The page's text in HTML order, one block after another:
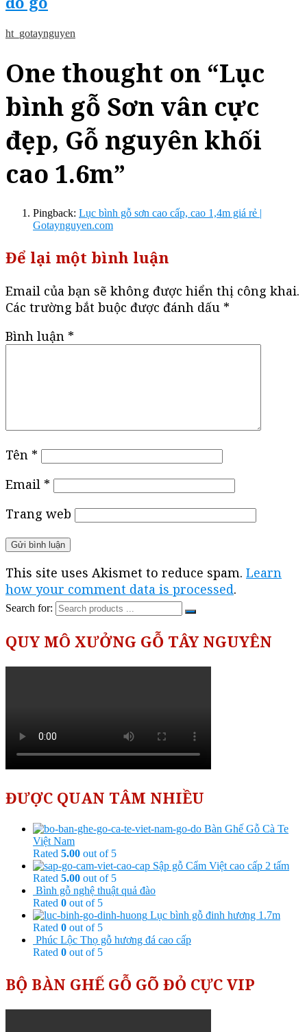
ht_gotaynguyen
One thought on “Lục
bình gỗ Sơn vân cực
đẹp, Gỗ nguyên khối
cao 1.6m”
Pingback: Lục bình gỗ sơn cao cấp, cao 1,4m giá rẻ |
Gotaynguyen.com
Để lại một bình luận
Email của bạn sẽ không được hiển thị công khai.
Các trường bắt buộc được đánh dấu *
Bình luận *
Tên *
Email *
Trang web
This site uses Akismet to reduce spam. Learn
how your comment data is processed.
Search for:
QUY MÔ XƯỞNG GỖ TÂY NGUYÊN
ĐƯỢC QUAN TÂM NHIỀU
Bàn Ghế Gỗ Cà Te
Việt Nam
Rated 5.00 out of 5
Sập gỗ Cẩm Việt cao cấp 2 tấm
Rated 5.00 out of 5
Bình gỗ nghệ thuật quả đào
Rated 0 out of 5
Lục bình gỗ đinh hương 1.7m
Rated 0 out of 5
Phúc Lộc Thọ gỗ hương đá cao cấp
Rated 0 out of 5
BỘ BÀN GHẾ GỖ GÕ ĐỎ CỰC VIP